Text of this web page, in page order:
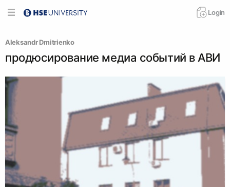
Login
Aleksandr Dmitrienko
продюсирование медиа событий в АВИ